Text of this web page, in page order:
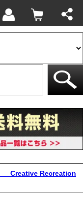
Creative Recreation